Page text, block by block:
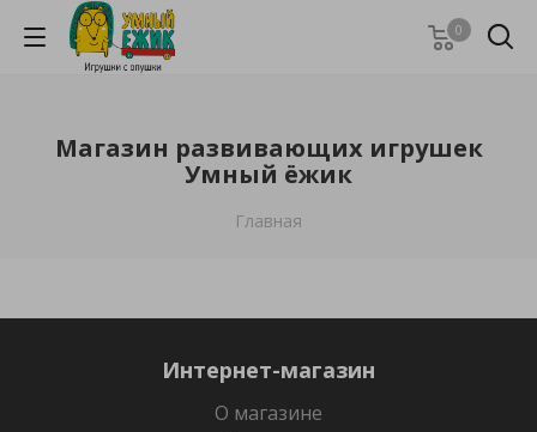
0
Магазин развивающих игрушек
Умный ёжик
Главная
Интернет-магазин
О магазине